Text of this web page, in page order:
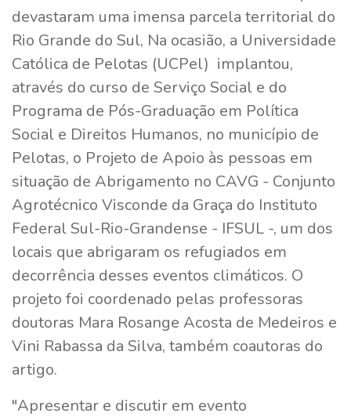
devastaram uma imensa parcela territorial do
Rio Grande do Sul, Na ocasião, a Universidade
Católica de Pelotas (UCPel) implantou,
através do curso de Serviço Social e do
Programa de Pós-Graduação em Política
Social e Direitos Humanos, no município de
Pelotas, o Projeto de Apoio às pessoas em
situação de Abrigamento no CAVG - Conjunto
Agrotécnico Visconde da Graça do Instituto
Federal Sul-Rio-Grandense - IFSUL -, um dos
locais que abrigaram os refugiados em
decorrência desses eventos climáticos. O
projeto foi coordenado pelas professoras
doutoras Mara Rosange Acosta de Medeiros e
Vini Rabassa da Silva, também coautoras do
artigo.
"Apresentar e discutir em evento